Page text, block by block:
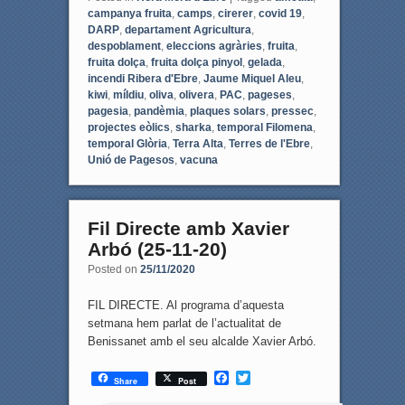
campanya fruita camps cirerer, covid 19,
DARP, departament Agricultura
despoblament, eleccions agràries fruita
fruita dolça fruita dolça pinyol, gelada
incendi Ribera d'Ebre, Jaume Miquel Aleu,
kiwi, míldiu, oliva olivera PAC pageses
pagesia pandèmia plaques solars pressec,
projectes eòlics sharka temporal Filomena
temporal Glòria Terra Alta Terres de l'Ebre,
Unió de Pagesos vacuna
Fil Directe amb Xavier
Arbó (25-11-20)
Posted on 25/11/2020
FIL DIRECTE. Al programa d’aquesta
setmana hem parlat de l’actualitat de
Benissanet amb el seu alcalde Xavier Arbó.
Share Post
F
T